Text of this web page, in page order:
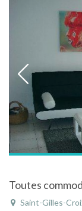
Saint-Gilles-